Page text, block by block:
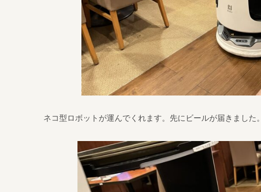
ネコ型ロボットが運んでくれます。先にビールが届きました。